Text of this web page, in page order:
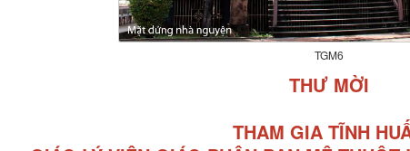
TGM6
THƯ MỜI
THAM GIA TĨNH